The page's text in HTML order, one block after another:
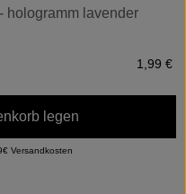
hologramm lavender
1,99 €
legen
Versandkosten